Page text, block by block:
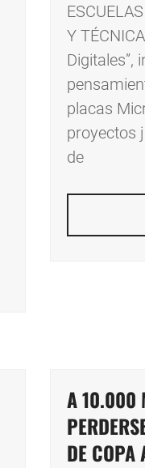
Y
Digitales”,
placas
proyectos
de
A 10.000
DE COPA